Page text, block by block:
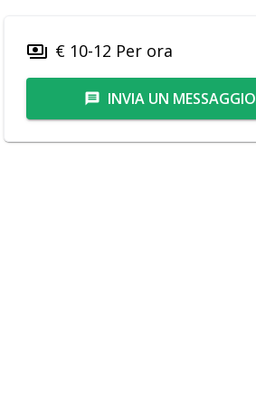
payments € 10-12 Per ora
message INVIA UN MESSAGGIO